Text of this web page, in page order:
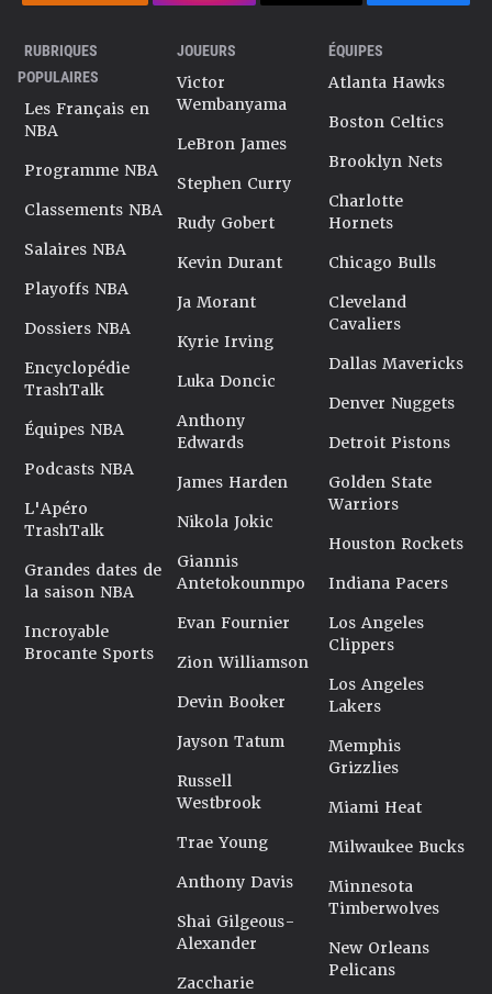
RUBRIQUES
POPULAIRES
Les Français en
NBA
Programme NBA
Classements NBA
Salaires NBA
Playoffs NBA
Dossiers NBA
Encyclopédie
TrashTalk
Équipes NBA
Podcasts NBA
L'Apéro
TrashTalk
Grandes dates de
la saison NBA
Incroyable
Brocante Sports
JOUEURS
Victor
Wembanyama
LeBron James
Stephen Curry
Rudy Gobert
Kevin Durant
Ja Morant
Kyrie Irving
Luka Doncic
Anthony
Edwards
James Harden
Nikola Jokic
Giannis
Antetokounmpo
Evan Fournier
Zion Williamson
Devin Booker
Jayson Tatum
Russell
Westbrook
Trae Young
Anthony Davis
Shai Gilgeous-
Alexander
Zaccharie
ÉQUIPES
Atlanta Hawks
Boston Celtics
Brooklyn Nets
Charlotte
Hornets
Chicago Bulls
Cleveland
Cavaliers
Dallas Mavericks
Denver Nuggets
Detroit Pistons
Golden State
Warriors
Houston Rockets
Indiana Pacers
Los Angeles
Clippers
Los Angeles
Lakers
Memphis
Grizzlies
Miami Heat
Milwaukee Bucks
Minnesota
Timberwolves
New Orleans
Pelicans